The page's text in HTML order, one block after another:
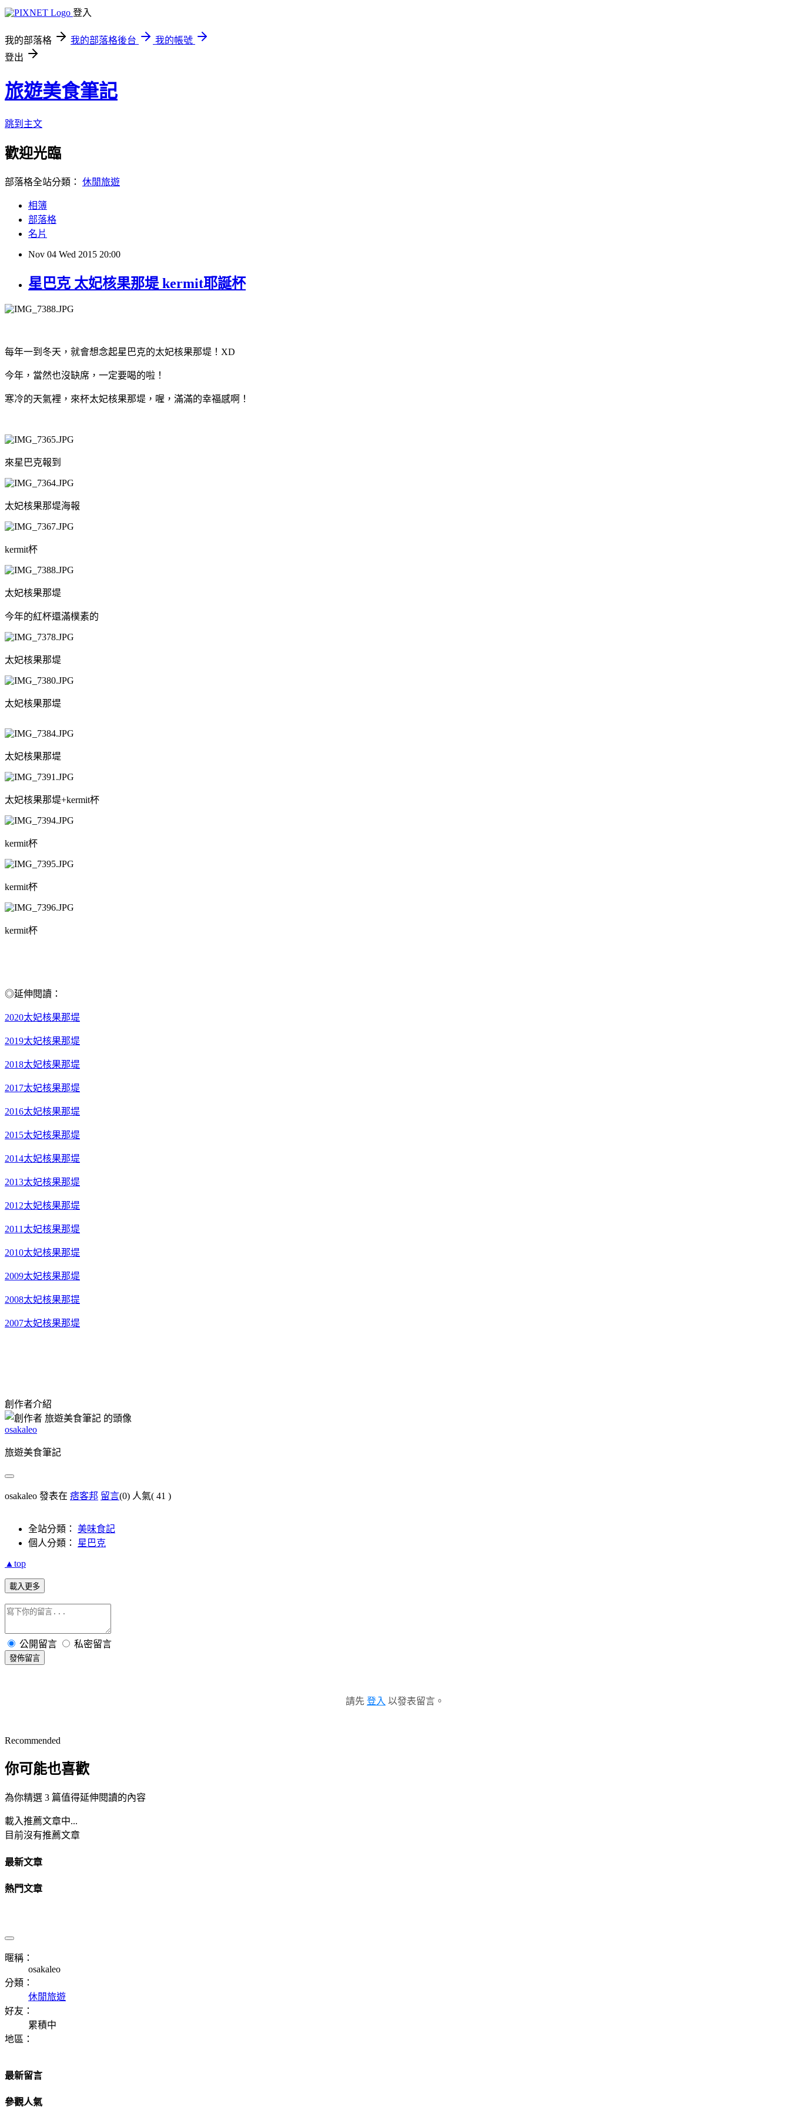
登入
我的部落格 我的部落格後台
我的帳號
登出
旅遊美食筆記
跳到主文
歡迎光臨
部落格全站分類： 休閒旅遊
相簿
部落格
名片
Nov 04 Wed 2015 20:00
星巴克 太妃核果那堤 kermit耶誕杯
每年一到冬天，就會想念起星巴克的太妃核果那堤！XD
今年，當然也沒缺席，一定要喝的啦！
寒冷的天氣裡，來杯太妃核果那堤，喔，滿滿的幸福感啊！
來星巴克報到
太妃核果那堤海報
kermit杯
太妃核果那堤
今年的紅杯還滿樸素的
太妃核果那堤
太妃核果那堤
太妃核果那堤
太妃核果那堤+kermit杯
kermit杯
kermit杯
kermit杯
◎延伸閱讀：
2020太妃核果那堤
2019太妃核果那堤
2018太妃核果那堤
2017太妃核果那堤
2016太妃核果那堤
2015太妃核果那堤
2014太妃核果那堤
2013太妃核果那堤
2012太妃核果那堤
2011太妃核果那堤
2010太妃核果那堤
2009太妃核果那堤
2008太妃核果那提
2007太妃核果那堤
創作者介紹
osakaleo
旅遊美食筆記
osakaleo 發表在 痞客邦 留言(0) 人氣( 41 )
全站分類： 美味食記
個人分類： 星巴克
▲top
載入更多
公開留言 私密留言
發佈留言
請先 登入 以發表留言。
Recommended
你可能也喜歡
為你精選 3 篇值得延伸閱讀的內容
載入推薦文章中...
目前沒有推薦文章
最新文章
熱門文章
暱稱：
osakaleo
分類：
休閒旅遊
好友：
累積中
地區：
最新留言
參觀人氣